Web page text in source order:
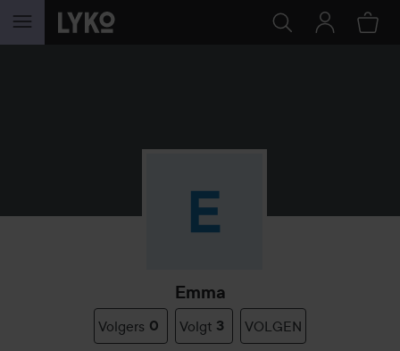
GA NAAR INHOUD
Emma
Volgers 0 Volgt 3 VOLGEN